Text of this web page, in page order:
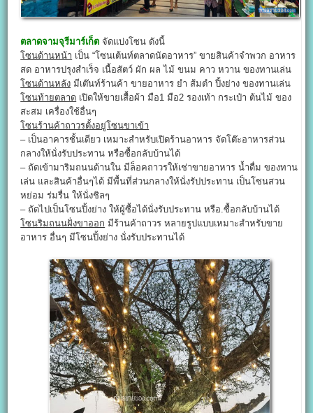
ตลาดจามจุรีมาร์เก็ต จัดแบ่งโซน ดังนี้
โซนด้านหน้า เป็น “โซนเต้นท์ตลาดนัดอาหาร” ขายสินค้าจำพวก อาหาร
สด อาหารปรุงสำเร็จ เนื้อสัตว์ ผัก ผล ไม้ ขนม คาว หวาน ของทานเล่น
โซนด้านหลัง มีเต๊นท์ร้านค้า ขายอาหาร ยำ ส้มตำ ปิ้งย่าง ของทานเล่น
โซนท้ายตลาด เปิดให้ขายเสื้อผ้า มือ1 มือ2 รองเท้า กระเป๋า ต้นไม้ ของ
สะสม เครื่องใช้อื่นๆ
โซนร้านค้าถาวรตั้งอยู่โซนขาเข้า
– เป็นอาคารชั้นเดียว เหมาะสำหรับเปิดร้านอาหาร จัดโต๊ะอาหารส่วน
กลางให้นั่งรับประทาน หรือซื้อกลับบ้านได้
– ถัดเข้ามาริมถนนด้านใน มีล็อคถาวรให้เช่าขายอาหาร น้ำดื่ม ของทาน
เล่น และสินค้าอื่นๆได้ มีพื้นที่ส่วนกลางให้นั่งรัปประทาน เป็นโซนสวน
หย่อม ร่มรื่น ให้นั่งชิลๆ
– ถัดไปเป็นโซนปิ้งย่าง ให้ผู้ซื้อได้นั่งรับประทาน หรือ.ซื้อกลับบ้านได้
โซนริมถนนฝั่งขาออก มีร้านค้าถาวร หลายรูปแบบเหมาะสำหรับขาย
อาหาร อื่นๆ มีโซนปิ้งย่าง นั่งรับประทานได้